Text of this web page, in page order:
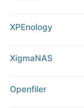
XPEnology
XigmaNAS
Openfiler